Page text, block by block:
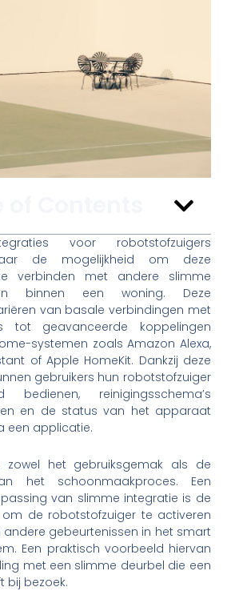
voor robotstofzuigers
de mogelijkheid om deze
verbinden met andere slimme
binnen een woning. Deze
van basale verbindingen met
tot geavanceerde koppelingen
systemen zoals Amazon Alexa,
of Apple HomeKit. Dankzij deze
gebruikers hun robotstofzuiger
reinigingsschema’s
en de status van het apparaat
een applicatie.
zowel het gebruiksgemak als de
het schoonmaakproces. Een
van slimme integratie is de
om de robotstofzuiger te activeren
gebeurtenissen in het smart
Een praktisch voorbeeld hiervan
met een slimme deurbel die een
bij bezoek.